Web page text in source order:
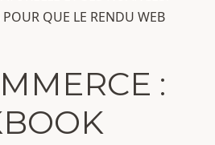
QUE LE RENDU WEB
: